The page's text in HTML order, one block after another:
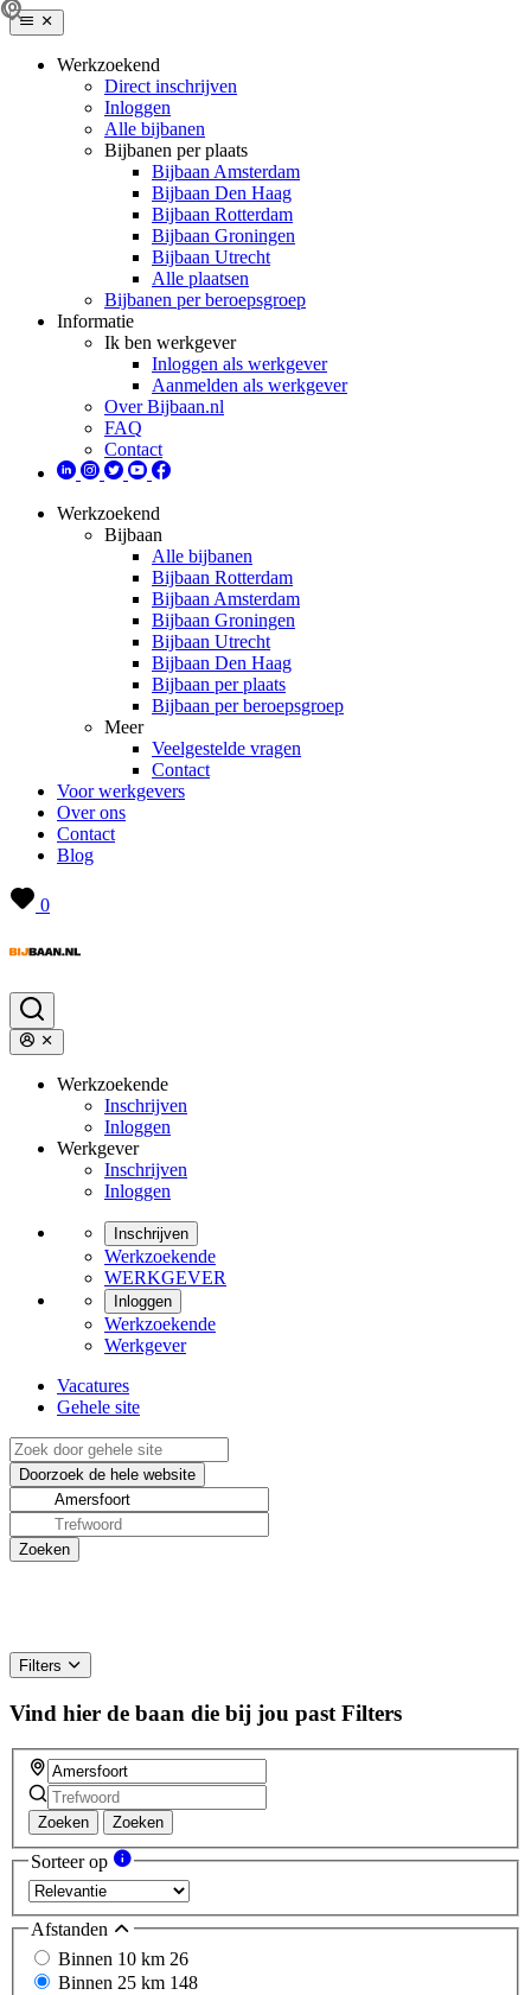
Werkzoekend
Direct inschrijven
Inloggen
Alle bijbanen
Bijbanen per plaats
Bijbaan Amsterdam
Bijbaan Den Haag
Bijbaan Rotterdam
Bijbaan Groningen
Bijbaan Utrecht
Alle plaatsen
Bijbanen per beroepsgroep
Informatie
Ik ben werkgever
Inloggen als werkgever
Aanmelden als werkgever
Over Bijbaan.nl
FAQ
Contact
Werkzoekend
Bijbaan
Alle bijbanen
Bijbaan Rotterdam
Bijbaan Amsterdam
Bijbaan Groningen
Bijbaan Utrecht
Bijbaan Den Haag
Bijbaan per plaats
Bijbaan per beroepsgroep
Meer
Veelgestelde vragen
Contact
Voor werkgevers
Over ons
Contact
Blog
0
Werkzoekende
Inschrijven
Inloggen
Werkgever
Inschrijven
Inloggen
Inschrijven
Werkzoekende
WERKGEVER
Inloggen
Werkzoekende
Werkgever
Vacatures
Gehele site
Filters
Vind hier de baan die bij jou past Filters
Zoeken Zoeken
Sorteer op
Afstanden
Binnen 10 km 26
Binnen 25 km 148